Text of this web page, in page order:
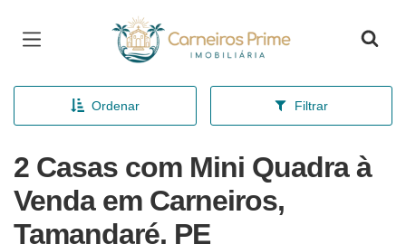
Página inicial
Ordenar Filtrar
2 Casas com Mini Quadra à
Venda em Carneiros,
Tamandaré, PE